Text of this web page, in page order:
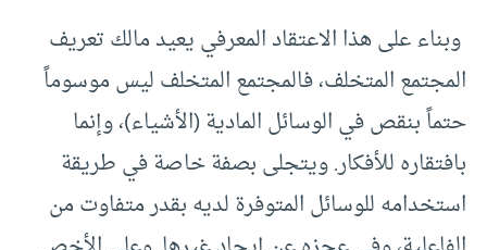
وبناء على هذا الاعتقاد المعرفي يعيد مالك تعريف
المجتمع المتخلف، فالمجتمع المتخلف ليس موسوماً
حتماً بنقص في الوسائل المادية (الأشياء)، وإنما
بافتقاره للأفكار. ويتجلى بصفة خاصة في طريقة
استخدامه للوسائل المتوفرة لديه بقدر متفاوت من